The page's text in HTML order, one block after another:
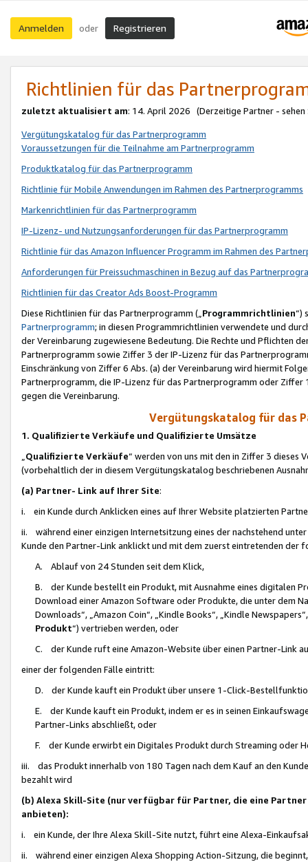
Anmelden oder Registrieren
Richtlinien für das
zuletzt aktualisiert am: 14. April 2026 (Derzeitige Partner - sehen
Vergütungskatalog für das Partnerprogramm
Voraussetzungen für die Teilnahme am Partnerprogramm
Produktkatalog für das Partnerprogramm
Richtlinie für Mobile Anwendungen im Rahmen des Partnerprogramms
Markenrichtlinien für das Partnerprogramm
IP-Lizenz- und Nutzungsanforderungen für das Partnerprogramm
Richtlinie für das Amazon Influencer Programm im Rahmen des
Anforderungen für Preissuchmaschinen in Bezug auf das
Richtlinien für das Creator Ads Boost-Programm
Diese Richtlinien für das Partnerprogramm („Programmrichtlinien“)
Partnerprogramm; in diesen Programmrichtlinien verwendete und
der Vereinbarung zugewiesene Bedeutung. Die Rechte und Pflichten
Partnerprogramm sowie Ziffer 3 der IP-Lizenz für das
Einschränkung von Ziffer 6 Abs. (a) der Vereinbarung wird hiermit
Partnerprogramm, die IP-Lizenz für das Partnerprogramm oder
gegen die Vereinbarung.
Vergütungskatalog für das
1. Qualifizierte Verkäufe und Qualifizierte Umsätze
Qualifizierte Verkäufe“ werden von uns mit den in Ziffer 3
(vorbehaltlich der in diesem Vergütungskatalog beschriebenen
(a) Partner- Link auf Ihrer Site:
i. ein Kunde durch Anklicken eines auf Ihrer Website platzierten
ii. während einer einzigen Internetsitzung eines der nachstehend
Kunde den Partner-Link anklickt und mit dem zuerst eintretenden der
A. Ablauf von 24 Stunden seit dem Klick,
B. der Kunde bestellt ein Produkt, mit Ausnahme eines digitalen
Download einer Amazon Software oder Produkte, die unter dem
Downloads“, „Amazon Coin“, „Kindle Books“, „Kindle
Produkt“) vertrieben werden, oder
C. der Kunde ruft eine Amazon-Website über einen Partner-Link
einer der folgenden Fälle eintritt:
D. der Kunde kauft ein Produkt über unsere 1-Click-
E. der Kunde kauft ein Produkt, indem er es in seinen
Partner-Links abschließt, oder
F. der Kunde erwirbt ein Digitales Produkt durch Streaming oder
iii. das Produkt innerhalb von 180 Tagen nach dem Kauf an den
bezahlt wird
(b) Alexa Skill-Site (nur verfügbar für Partner, die eine
anbieten):
i. ein Kunde, der Ihre Alexa Skill-Site nutzt, führt eine Alexa-
ii. während einer einzigen Alexa Shopping Action-Sitzung, die